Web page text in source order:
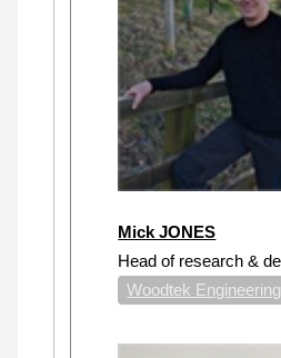
Mick JONES
Head of research &
Woodtek Engineering